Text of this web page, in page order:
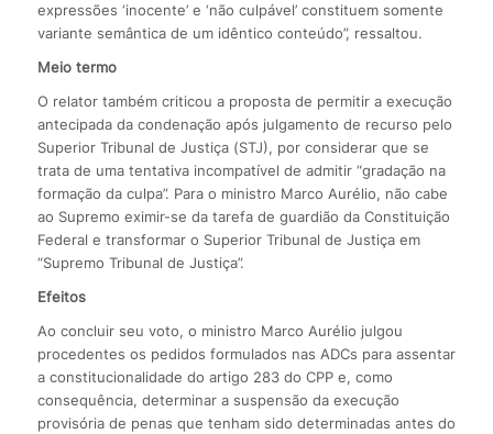
expressões ‘inocente’ e ‘não culpável’ constituem somente
variante semântica de um idêntico conteúdo”, ressaltou.
Meio termo
O relator também criticou a proposta de permitir a execução
antecipada da condenação após julgamento de recurso pelo
Superior Tribunal de Justiça (STJ), por considerar que se
trata de uma tentativa incompatível de admitir “gradação na
formação da culpa”. Para o ministro Marco Aurélio, não cabe
ao Supremo eximir-se da tarefa de guardião da Constituição
Federal e transformar o Superior Tribunal de Justiça em
“Supremo Tribunal de Justiça”.
Efeitos
Ao concluir seu voto, o ministro Marco Aurélio julgou
procedentes os pedidos formulados nas ADCs para assentar
a constitucionalidade do artigo 283 do CPP e, como
consequência, determinar a suspensão da execução
provisória de penas que tenham sido determinadas antes do